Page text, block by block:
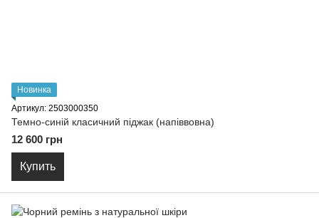
Новинка
Артикул: 2503000350
Темно-синій класичний піджак (напіввовна)
12 600 грн
Купить